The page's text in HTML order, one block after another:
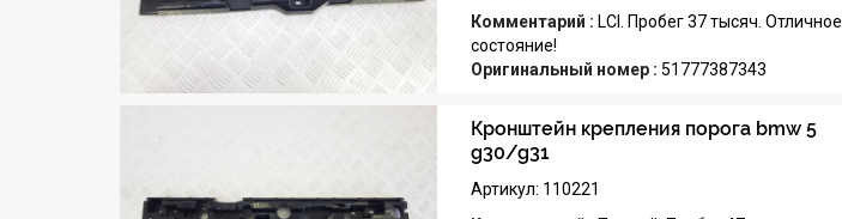
Комментарий : LCI. Пробег 37 тысяч. Отличное
состояние!
Оригинальный номер : 51777387343
Кронштейн крепления порога bmw 5
g30/g31
Артикул: 110221